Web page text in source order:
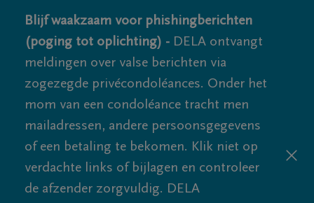
Blijf waakzaam voor phishingberichten
(poging tot oplichting) - DELA ontvangt
meldingen over valse berichten via
zogezegde privécondoléances. Onder het
mom van een condoléance tracht men
mailadressen, andere persoonsgegevens
of een betaling te bekomen. Klik niet op
verdachte links of bijlagen en controleer
de afzender zorgvuldig. DELA